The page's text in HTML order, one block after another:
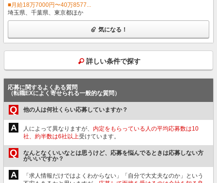
■月給18万7000円〜40万8577...
埼玉県、千葉県、東京都ほか
気になる！
詳しい条件で探す
応募に関するよくある質問
（転職EXによく寄せられる一般的な質問）
Q 他の人は何社くらい応募していますか？
A 人によって異なりますが、 内定をもらっている人の平均応募数は10
社、約半数は6社以上受けています。
Q
なんとなくいいなとは思うけど、応募を悩んでるときは応募しない方
がいいですか？
A
「求人情報だけではよくわからない」「自分で大丈夫なのか」という